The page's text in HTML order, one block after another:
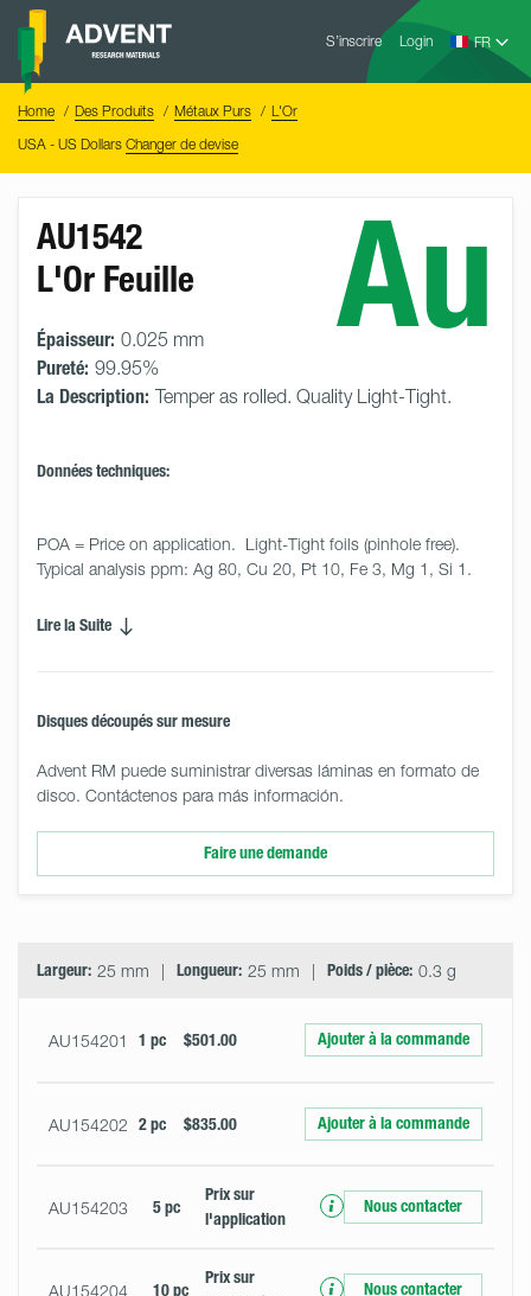
Skip
content
S’inscrire Login
Advent
Home Des Produits Métaux Purs
L'Or
USA - US Dollars Changer de devise
Au
AU1542
L'Or Feuille
Épaisseur: 0.025 mm
Pureté: 99.95%
La Description: Temper as rolled. Quality Light-Tight.
Données techniques:
POA = Price on application.  Light-Tight foils (pinhole free).
Typical analysis ppm: Ag 80, Cu 20, Pt 10, Fe 3, Mg 1, Si 1.
Lire la Suite
Disques découpés sur mesure
Advent RM puede suministrar diversas láminas en formato de
disco. Contáctenos para más información.
Faire une demande
Largeur: 25 mm Longueur: 25 mm Poids / pièce: 0.3 g
AU154201 1 pc $501.00 Ajouter à la commande
AU154202 2 pc $835.00 Ajouter à la commande
AU154203 5 pc
Prix ​​sur
l'application
Nous contacter
AU154204 10 pc
Prix ​​sur
Nous contacter